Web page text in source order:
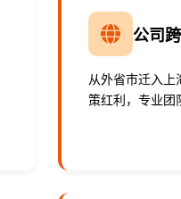
公司
从外省市迁入上
策红利，专业团